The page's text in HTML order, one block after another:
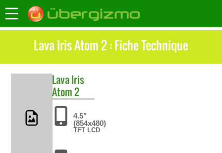
Lava Iris Atom 2 : Fiche Technique
LavaIris
Atom 2
4.5"
(854x480)
TFT LCD